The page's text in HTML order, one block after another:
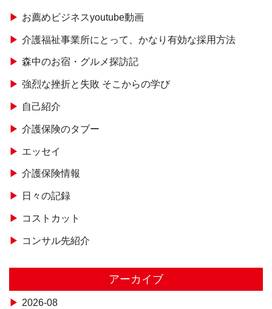
お薦めビジネスyoutube動画
介護福祉事業所にとって、かなり有効な採用方法
森中のお宿・グルメ探訪記
強烈な挫折と失敗 そこからの学び
自己紹介
介護保険のタブー
エッセイ
介護保険情報
日々の記録
コストカット
コンサル先紹介
アーカイブ
2026-08